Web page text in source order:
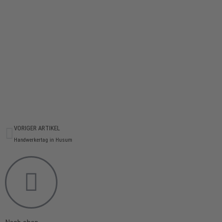
VORIGER ARTIKEL
Handwerkertag in Husum